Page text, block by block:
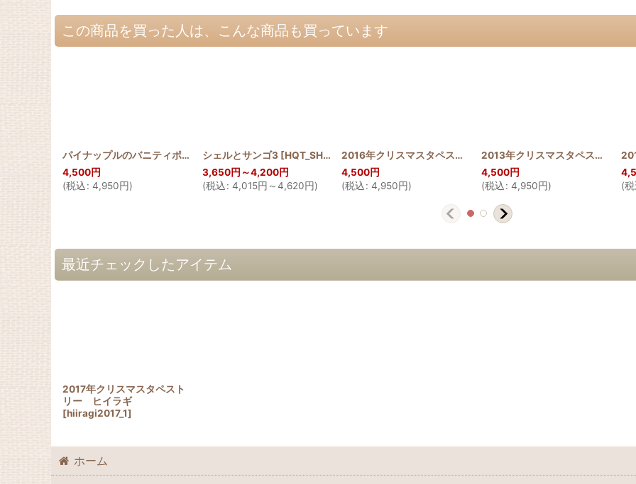
この商品を買った人は、こんな商品も買っています
パイナップルのバニティポーチ [HQP_V_PINE]
4,500円
(税込: 4,950円)
シェルとサンゴ3 [HQT_SHELL3
]
3,650円 ～4,200円
(税込: 4,015円 ～4,620円)
2016年クリスマスタペストリー トナカイ レッド [
4,500円
(税込: 4,950円)
2013年クリスマスタペストリー ククイ
4,500円
(税込: 4,950円)
(
最近チェックしたアイテム
2017年クリスマスタペスト
リー ヒイラギ
[hiiragi2017_1]
ホーム